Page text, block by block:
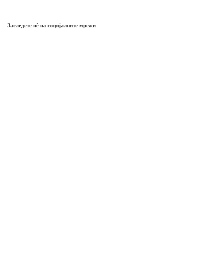
Заследете нѐ на социјалните мрежи